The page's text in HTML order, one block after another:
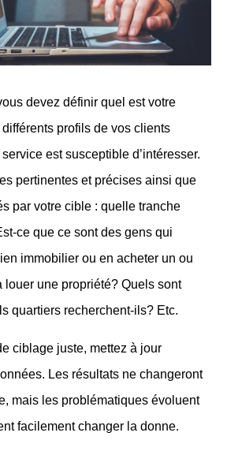
devez définir quel est votre
profils de vos clients
est susceptible d’intéresser.
pertinentes et précises ainsi que
par votre cible : quelle tranche
ce que ce sont des gens qui
immobilier ou en acheter un ou
louer une propriété? Quels sont
quartiers recherchent-ils? Etc.
ciblage juste, mettez à jour
Les résultats ne changeront
mais les problématiques évoluent
facilement changer la donne.